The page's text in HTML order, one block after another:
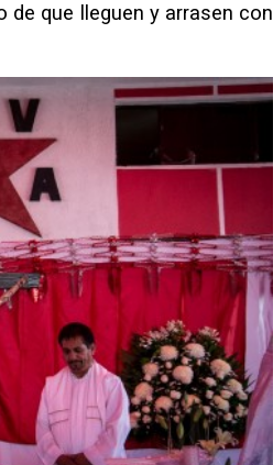
de que lleguen y arrasen con